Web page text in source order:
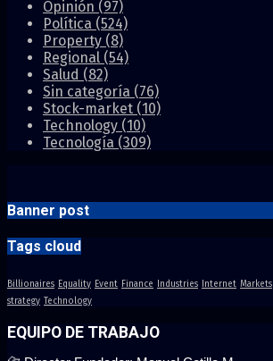
Opinión (97)
Política (524)
Property (8)
Regional (54)
Salud (82)
Sin categoría (76)
Stock-market (10)
Technology (10)
Tecnología (309)
Banner post
Tags cloud
Billionaires Equality Event Finance Industries Internet Markets
strategy Technology
EQUIPO DE TRABAJO